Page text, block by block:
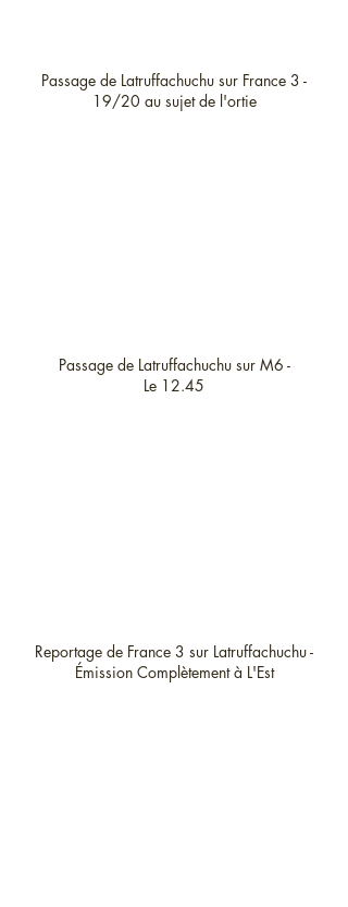
Passage de Latruffachuchu sur France 3 -
19/20 au sujet de l'ortie
Passage de Latruffachuchu sur M6 -
Le 12.45
Reportage de France 3 sur Latruffachuchu -
Émission Complètement à L'Est